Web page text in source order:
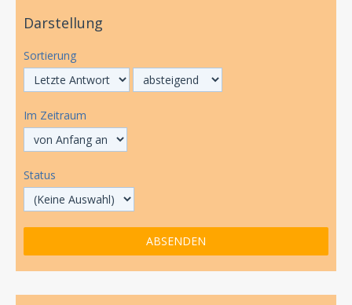
Darstellung
Sortierung
Im Zeitraum
Status